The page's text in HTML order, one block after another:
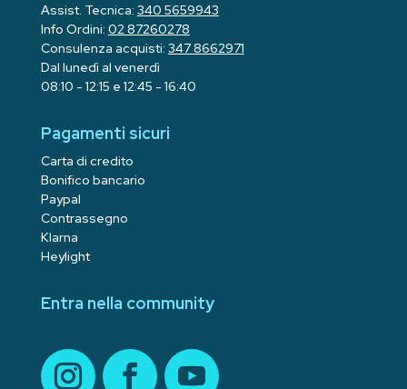
Assist. Tecnica: 340 5659943
Info Ordini: 02 87260278
Consulenza acquisti: 347 8662971
Dal lunedì al venerdì
08:10 - 12:15 e 12:45 - 16:40
Pagamenti sicuri
Carta di credito
Bonifico bancario
Paypal
Contrassegno
Klarna
Heylight
Entra nella community